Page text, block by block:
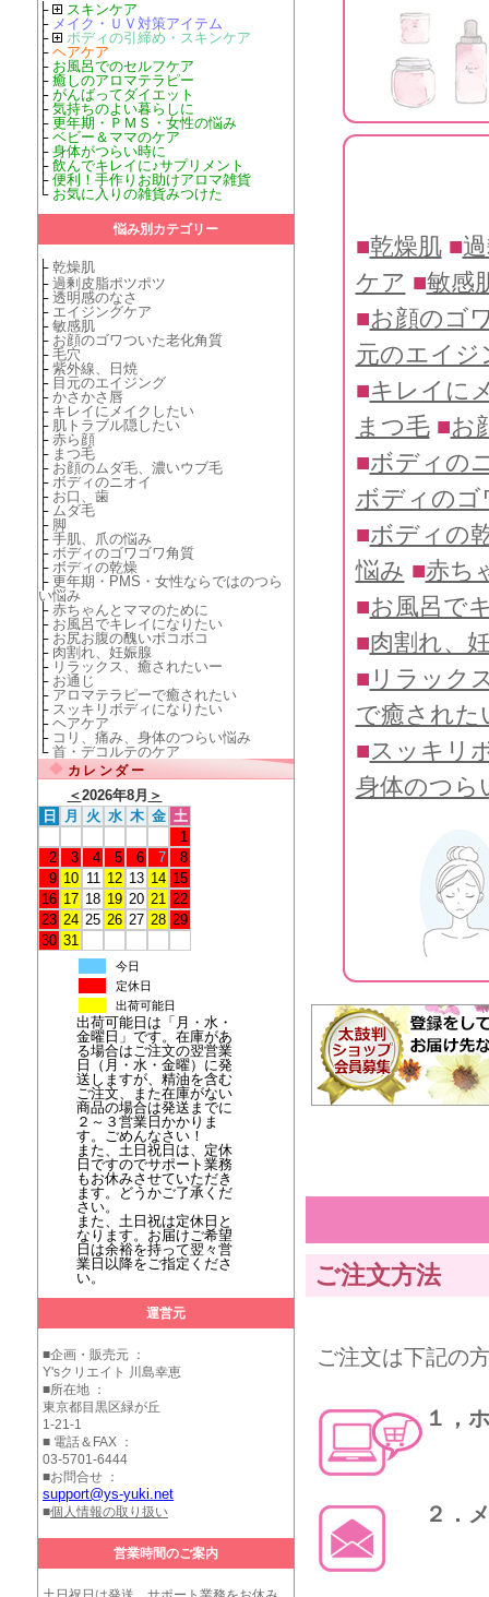
├
スキンケア
├ メイク・ＵＶ対策アイテム
├
ボディの引締め・スキンケア
├ ヘアケア
├ お風呂でのセルフケア
├ 癒しのアロマテラピー
├ がんばってダイエット
├ 気持ちのよい暮らしに
├ 更年期・ＰＭＳ・女性の悩み
├ ベビー＆ママのケア
├ 身体がつらい時に
├ 飲んでキレイに♪サプリメント
├ 便利！手作りお助けアロマ雑貨
└ お気に入りの雑貨みつけた
悩み別カテゴリー
├ 乾燥肌
├ 過剰皮脂ポツポツ
├ 透明感のなさ
├ エイジングケア
├ 敏感肌
├ お顔のゴワついた老化角質
├ 毛穴
├ 紫外線、日焼
├ 目元のエイジング
├ かさかさ唇
├ キレイにメイクしたい
├ 肌トラブル隠したい
├ 赤ら顔
├ まつ毛
├ お顔のムダ毛、濃いウブ毛
├ ボディのニオイ
├ お口、歯
├ ムダ毛
├ 脚
├ 手肌、爪の悩み
├ ボディのゴワゴワ角質
├ ボディの乾燥
├ 更年期・PMS・女性ならではのつら
い悩み
├ 赤ちゃんとママのために
├ お風呂でキレイになりたい
├ お尻お腹の醜いボコボコ
├ 肉割れ、妊娠腺
├ リラックス、癒されたいー
├ お通じ
├ アロマテラピーで癒されたい
├ スッキリボディになりたい
├ ヘアケア
├ コリ、痛み、身体のつらい悩み
└ 首・デコルテのケア
カレンダー
＜2026年8月 ＞
日
月 火 水 木 金 土
1
2
3 4 5 6 7
8
9 10 11 12 13 14 15
16 17 18 19 20 21 22
23 24 25 26 27 28 29
30 31
今日
定休日
出荷可能日
出荷可能日は「月・水・
金曜日」です。在庫があ
る場合はご注文の翌営業
日（月・水・金曜）に発
送しますが、精油を含む
ご注文、また在庫がない
商品の場合は発送までに
２～３営業日かかりま
す。ごめんなさい！
また、土日祝日は、定休
日ですのでサポート業務
もお休みさせていただき
ます。どうかご了承くだ
さい。
また、土日祝は定休日と
なります。お届けご希望
日は余裕を持って翌々営
業日以降をご指定くださ
い。
運営元
■企画・販売元 ：
Y'sクリエイト 川島幸恵
■所在地 ：
東京都目黒区緑が丘
1-21-1
■ 電話＆FAX ：
03-5701-6444
■お問合せ ：
support@ys-yuki.net
■個人情報の取り扱い
営業時間のご案内
■乾燥肌■
ケア ■敏感
■お顔のゴ
元のエイジ
■キレイに
まつ毛■お
■ボディの
ボディのゴ
■ボディの
悩み ■赤ち
■お風呂で
■肉割れ、
■ リラック
で癒された
■スッキリ
身体のつら
ご注文方法
ご注文は下記の
１，
２．